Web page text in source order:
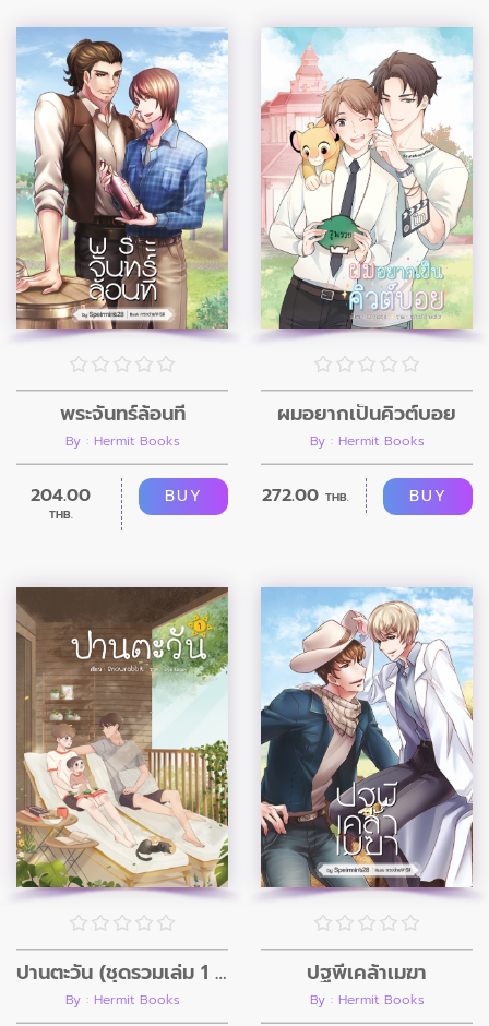
พระจันทร์ล้อนที
By : Hermit Books
204.00
THB.
BUY
ผมอยากเป็นคิวต์บอย
By : Hermit Books
272.00 THB. BUY
ปานตะวัน (ชุดรวมเล่ม 1 - 2)
By : Hermit Books
ปฐพีเคล้าเมฆา
By : Hermit Books